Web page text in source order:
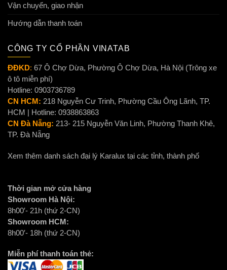
Vận chuyển, giao nhận
Hướng dẫn thanh toán
CÔNG TY CỔ PHẦN VINATAB
ĐĐKD: 67 Ô Chợ Dừa, Phường Ô Chợ Dừa, Hà Nội (Trông xe
ô tô miễn phí)
Hotline: 0903736789
CN HCM: 218 Nguyễn Cư Trinh, Phường Cầu Ông Lãnh, TP.
HCM | Hotline: 0938863863
CN Đà Nẵng: 213- 215 Nguyễn Văn Linh, Phường Thanh Khê,
TP. Đà Nẵng
Xem thêm danh sách đại lý Karalux tại các tỉnh, thành phố
Thời gian mở cửa hàng
Showroom Hà Nội:
8h00′- 21h (thứ 2-CN)
Showroom HCM:
8h00′- 18h (thứ 2-CN)
Miễn phí thanh toán thẻ: